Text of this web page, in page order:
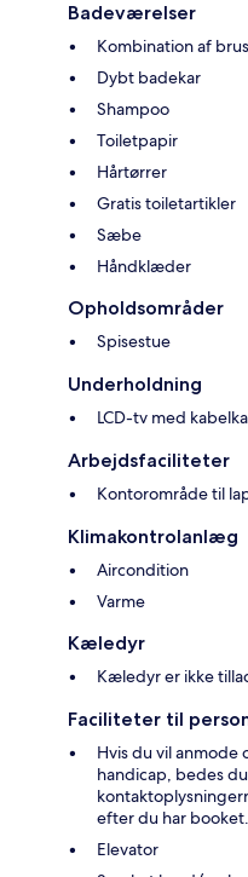
Badeværelser
Kombination af
Dybt badekar
Shampoo
Toiletpapir
Hårtørrer
Gratis toiletartikler
Sæbe
Håndklæder
Opholdsområder
Spisestue
Underholdning
LCD-tv med
Arbejdsfaciliteter
Kontorområde til
Klimakontrolanlæg
Aircondition
Varme
Kæledyr
Kæledyr er ikke
Faciliteter til
Hvis du vil anmode
handicap, bedes
efter du har booket.
Elevator